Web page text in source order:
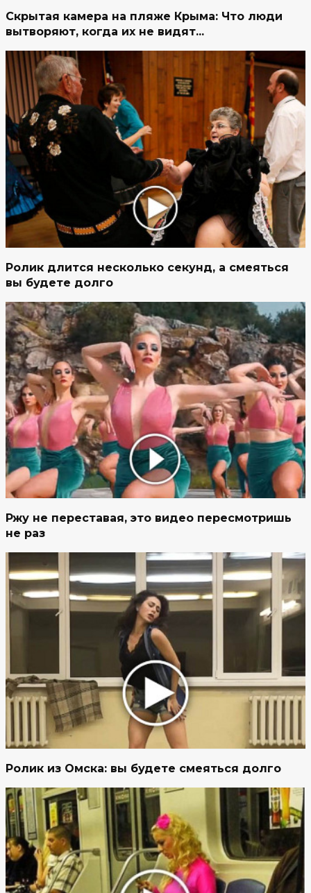
Скрытая камера на пляже Крыма: Что люди
вытворяют, когда их не видят...
Ролик длится несколько секунд, а смеяться
вы будете долго
Ржу не переставая, это видео пересмотришь
не раз
Ролик из Омска: вы будете смеяться долго